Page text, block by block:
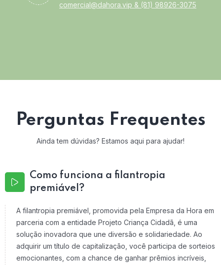
comercial@dahora.vip & (81) 98926-3075
Perguntas Frequentes
Ainda tem dúvidas? Estamos aqui para ajudar!
Como funciona a filantropia
premiável?
A filantropia premiável, promovida pela Empresa da Hora em
parceria com a entidade Projeto Criança Cidadã, é uma
solução inovadora que une diversão e solidariedade. Ao
adquirir um título de capitalização, você participa de sorteios
emocionantes, com a chance de ganhar prêmios incríveis,